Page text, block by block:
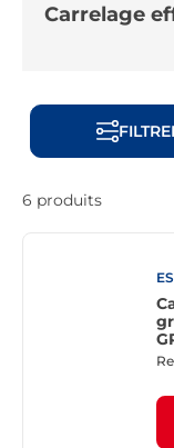
Carrelage
6 produits